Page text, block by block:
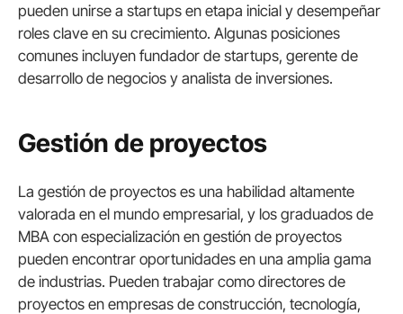
pueden unirse a startups en etapa inicial y desempeñar
roles clave en su crecimiento. Algunas posiciones
comunes incluyen fundador de startups, gerente de
desarrollo de negocios y analista de inversiones.
Gestión de proyectos
La gestión de proyectos es una habilidad altamente
valorada en el mundo empresarial, y los graduados de
MBA con especialización en gestión de proyectos
pueden encontrar oportunidades en una amplia gama
de industrias. Pueden trabajar como directores de
proyectos en empresas de construcción, tecnología,